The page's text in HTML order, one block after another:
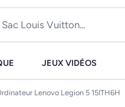
JEUX VIDÉOS
Lenovo Legion 5 15ITH6H